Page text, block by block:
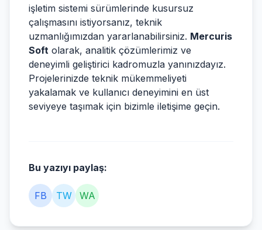
işletim sistemi sürümlerinde kusursuz
çalışmasını istiyorsanız, teknik
uzmanlığımızdan yararlanabilirsiniz. Mercuris
Soft olarak, analitik çözümlerimiz ve
deneyimli geliştirici kadromuzla yanınızdayız.
Projelerinizde teknik mükemmeliyeti
yakalamak ve kullanıcı deneyimini en üst
seviyeye taşımak için bizimle iletişime geçin.
Bu yazıyı paylaş:
FB TW WA